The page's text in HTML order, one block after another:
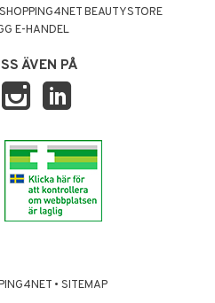
SHOPPING4NET BEAUTYSTORE
E-HANDEL
ÄVEN PÅ
• SITEMAP